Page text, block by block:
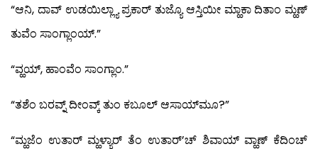
“ಆನಿ, ದಾವ್ ಉಡಯಿಲ್ಲ್ಯಾ ಪ್ರಕಾರ್ ತುಜ್ಯೊ ಆಸ್ತಿಯೀ ಮ್ಹಾಕಾ ದಿತಾಂ ಮ್ಹಣ್
ತುವೆಂ ಸಾಂಗ್ಲಾಂಯ್.”
“ವ್ಹಯ್, ಹಾಂವೆಂ ಸಾಂಗ್ಲಾಂ.”
“ತಶೆಂ ಬರವ್ನ್ ದೀಂವ್ಕ್ ತುಂ ಕಬೂಲ್ ಆಸಾಯ್‍ಮೂ?”
“ಮ್ಹಜೆಂ ಉತಾರ್ ಮ್ಹಳ್ಯಾರ್ ತೆಂ ಉತಾರ್’ಚ್ ಶಿವಾಯ್ ವ್ಹಾಣ್ ಕೆದಿಂಚ್